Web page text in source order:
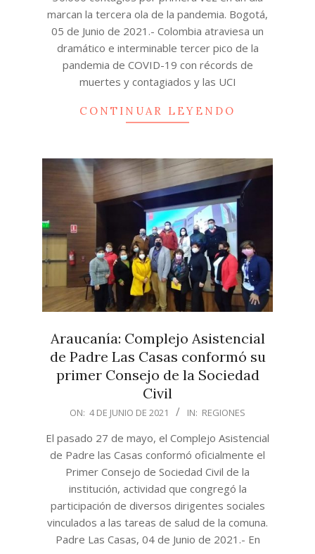
marcan la tercera ola de la pandemia. Bogotá,
05 de Junio de 2021.- Colombia atraviesa un
dramático e interminable tercer pico de la
pandemia de COVID-19 con récords de
muertes y contagiados y las UCI
CONTINUAR LEYENDO
Araucanía: Complejo Asistencial
de Padre Las Casas conformó su
primer Consejo de la Sociedad
Civil
2021-
04
ON: 4 DE JUNIO DE 2021 IN: REGIONES
El pasado 27 de mayo, el Complejo Asistencial
de Padre las Casas conformó oficialmente el
Primer Consejo de Sociedad Civil de la
institución, actividad que congregó la
participación de diversos dirigentes sociales
vinculados a las tareas de salud de la comuna.
Padre Las Casas, 04 de Junio de 2021.- En